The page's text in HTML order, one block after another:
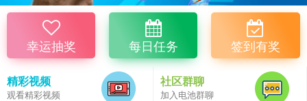
幸运抽奖 每日任务 签到有奖
精彩视频
观看精彩视频
社区群聊
加入电池群聊